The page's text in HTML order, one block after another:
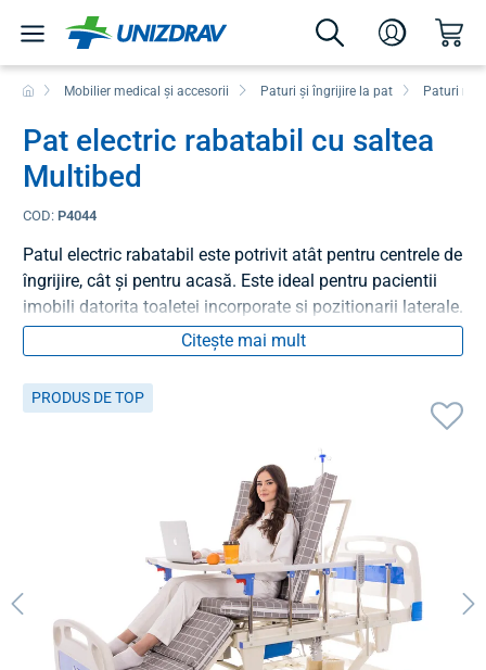
Mobilier medical și accesorii Paturi și îngrijire la pat Paturi
Pat electric rabatabil cu saltea
Multibed
COD: P4044
Patul electric rabatabil este potrivit atât pentru centrele de
îngrijire, cât și pentru acasă. Este ideal pentru pacientii
imobili datorita toaletei incorporate si pozitionarii laterale.
Citește mai mult
PRODUS DE TOP